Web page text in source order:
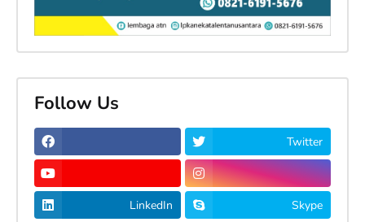
Follow Us
Twitter
LinkedIn Skype